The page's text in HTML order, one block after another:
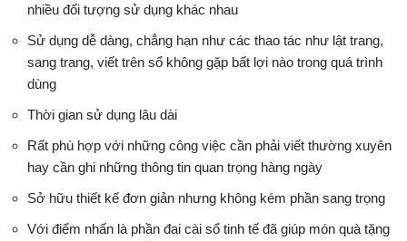
nhiều đối tượng sử dụng khác nhau
Sử dụng dễ dàng, chẳng hạn như các thao tác như lật trang,
sang trang, viết trên sổ không gặp bất lợi nào trong quá trình
dùng
Thời gian sử dụng lâu dài
Rất phù hợp với những công việc cần phải viết thường xuyên
hay cần ghi những thông tin quan trọng hàng ngày
Sở hữu thiết kế đơn giản nhưng không kém phần sang trọng
Với điểm nhấn là phần đai cài sổ tinh tế đã giúp món quà tặng